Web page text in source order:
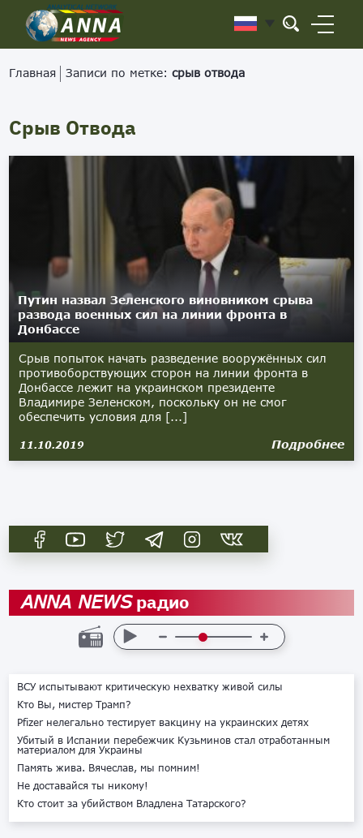
Главная Записи по метке:срыв отвода
Срыв Отвода
Путин назвал Зеленского виновником срыва
развода военных сил на линии фронта в
Донбассе
Срыв попыток начать разведение вооружённых сил
противоборствующих сторон на линии фронта в
Донбассе лежит на украинском президенте
Владимире Зеленском, поскольку он не смог
обеспечить условия для [...]
11.10.2019 Подробнее
ANNA NEWSрадио
ВСУ испытывают критическую нехватку живой силы
Кто Вы, мистер Трамп?
Pfizer нелегально тестирует вакцину на украинских детях
Убитый в Испании перебежчик Кузьминов стал отработанным
материалом для Украины
Память жива. Вячеслав, мы помним!
Не доставайся ты никому!
Кто стоит за убийством Владлена Татарского?